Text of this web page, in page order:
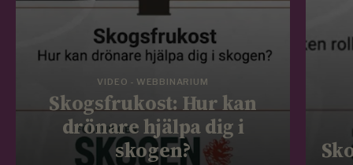
VIDEO - WEBBINARIUM
Skogsfrukost: Hur kan
drönare hjälpa dig i
skogen?